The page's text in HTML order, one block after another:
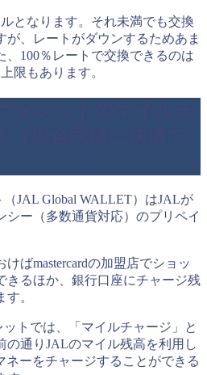
となります。それ未満でも交換
が、レートがダウンするためあま
、100％レートで交換できるのは
限もあります。
JAL Global WALLET）はJALが
シー（多数通貨対応）のプリペイ
ばmastercardの加盟店でショッ
きるほか、銀行口座にチャージ残
。
トでは、「マイルチャージ」と
の通りJALのマイル残高を利用し
ネーをチャージすることができる